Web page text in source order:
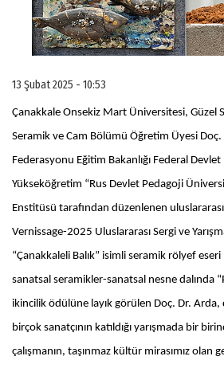
13 Şubat 2025 - 10:53
Çanakkale Onsekiz Mart Üniversitesi, Güzel
Seramik ve Cam Bölümü Öğretim Üyesi
Federasyonu Eğitim Bakanlığı Federal
Yükseköğretim “Rus Devlet Pedagoji
Enstitüsü tarafından düzenlenen uluslararası
Vernissage-2025 Uluslararası Sergi ve
“Çanakkaleli Balık” isimli seramik rölyef
sanatsal seramikler-sanatsal nesne dalında
ikincilik ödülüne layık görülen Doç. Dr.
birçok sanatçının katıldığı yarışmada bir
çalışmanın, taşınmaz kültür mirasımız olan